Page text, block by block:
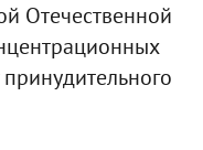
Отечественной
принудительного